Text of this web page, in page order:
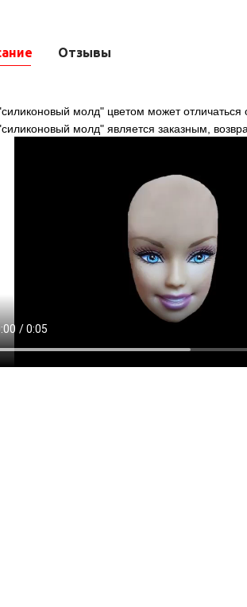
молд" цветом может отличаться
молд" является заказным,
Отзывы